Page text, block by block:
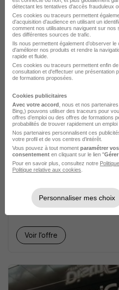
Couturier Industriel H/
Adwork’s Travail Temporaire
La Chevrolière - 44 Intérim
18 mois
Voir l’offre
Couturière H/F
La Montagne - 44 Intérim
Voir l’offre
détectant les tentatives d'accès frauduleux
Ces cookies ou traceurs permettent
d'acquisition d'audience en utilisant un
comment nos utilisateurs naviguent sur nos
des différentes sources de trafic.
Ils nous permettent également d’observer
d'améliorer nos produits et rendre la
rapide et fluide.
Ces cookies ou traceurs permettent enfin
consultation et d'effectuer une présentation
de formations proposées.
Cookies publicitaires
Avec votre accord , nous et nos
Bing,) pouvons utiliser des traceurs pour
offres d’emploi ou des offres de formations
probabilités de trouver rapidement un emploi
Nos partenaires personnalisent ces
votre profil et de vos centres d’intérêt.
Vous pouvez à tout moment paramétrer
consentement en cliquant sur le lien "
Pour en savoir plus, consultez notre
Politique relative aux cookies
Personnaliser mes choix